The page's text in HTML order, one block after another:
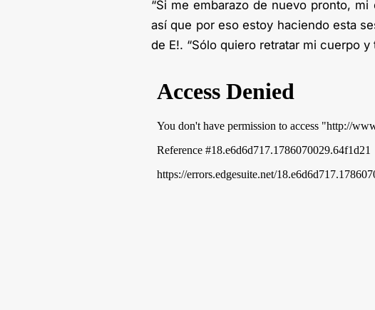
“Si me embarazo de nuevo pronto,
así que por eso estoy haciendo esta
de E!. “Sólo quiero retratar mi cuerpo